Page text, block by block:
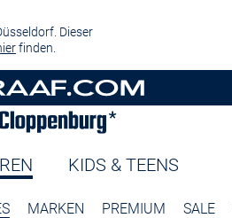
Dieser
finden.
KIDS & TEENS
MARKEN PREMIUM SALE